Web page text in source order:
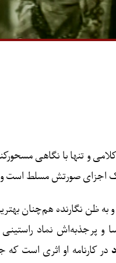
و تنها با نگاهی
نگارنده هم‌چنان
و پرجذبه‌اش نماد
در کارنامه او اثری است که